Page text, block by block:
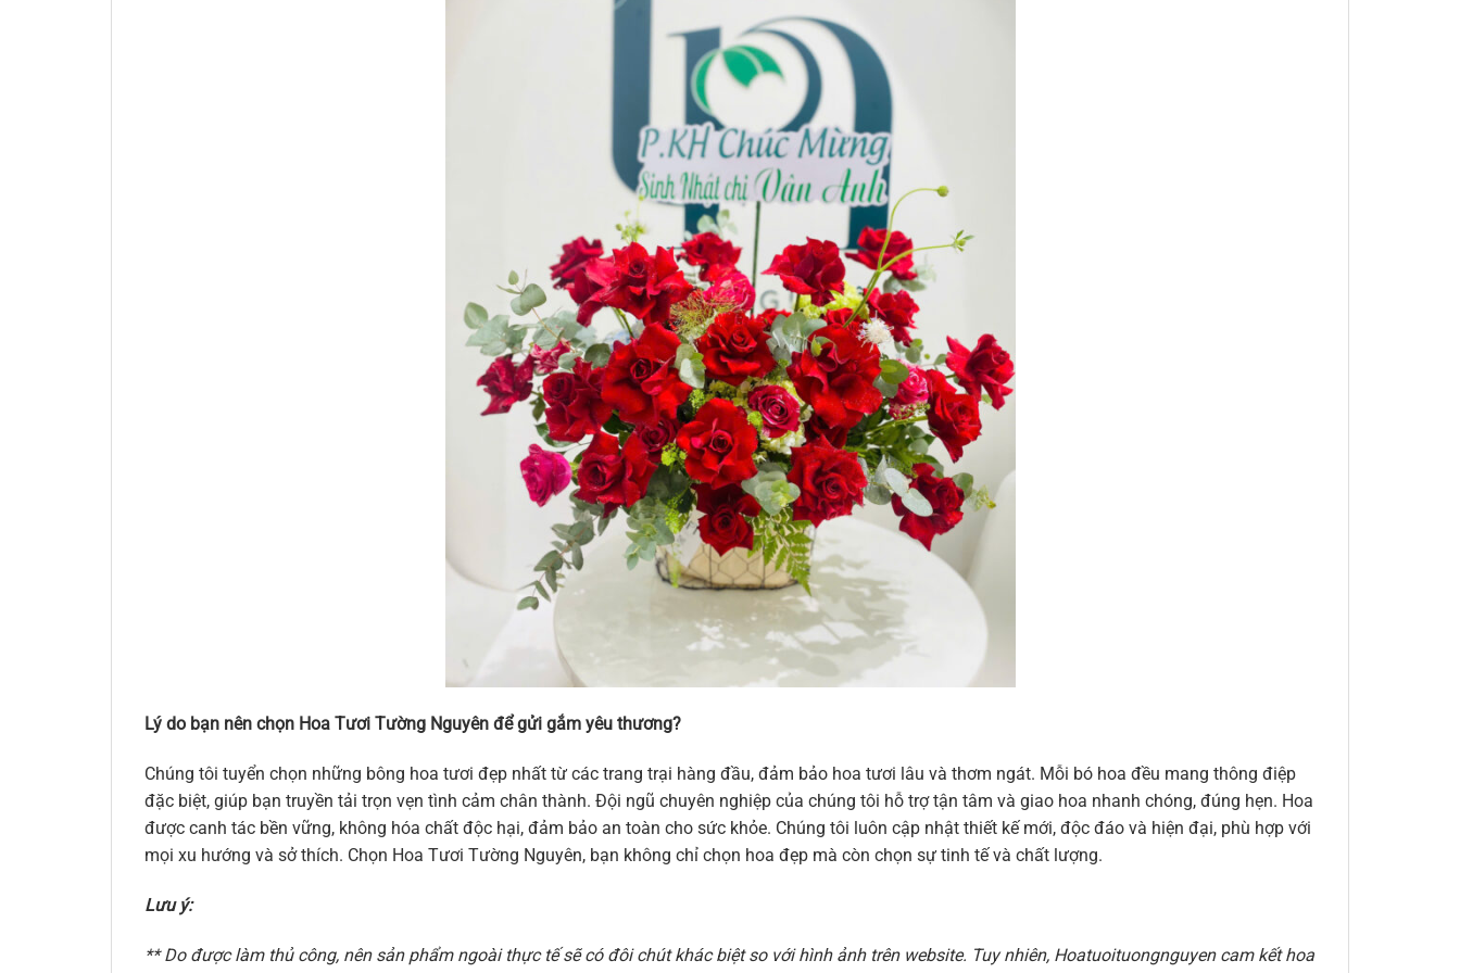
Lý do bạn nên chọn Hoa Tươi Tường Nguyên để gửi gắm yêu thương?
Chúng tôi tuyển chọn những bông hoa tươi đẹp nhất từ các trang trại hàng đầu, đảm bảo hoa tươi lâu và thơm ngát. Mỗi bó hoa đều mang thông điệp
đặc biệt, giúp bạn truyền tải trọn vẹn tình cảm chân thành. Đội ngũ chuyên nghiệp của chúng tôi hỗ trợ tận tâm và giao hoa nhanh chóng, đúng hẹn. Hoa
được canh tác bền vững, không hóa chất độc hại, đảm bảo an toàn cho sức khỏe. Chúng tôi luôn cập nhật thiết kế mới, độc đáo và hiện đại, phù hợp với
mọi xu hướng và sở thích. Chọn Hoa Tươi Tường Nguyên, bạn không chỉ chọn hoa đẹp mà còn chọn sự tinh tế và chất lượng.
Lưu ý:
** Do được làm thủ công, nên sản phẩm ngoài thực tế sẽ có đôi chút khác biệt so với hình ảnh trên website. Tuy nhiên, Hoatuoituongnguyen cam kết hoa